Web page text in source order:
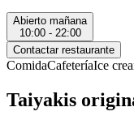
Abierto mañana
10:00 - 22:00
Contactar restaurante
ComidaCafeteríaIce
Taiyakis